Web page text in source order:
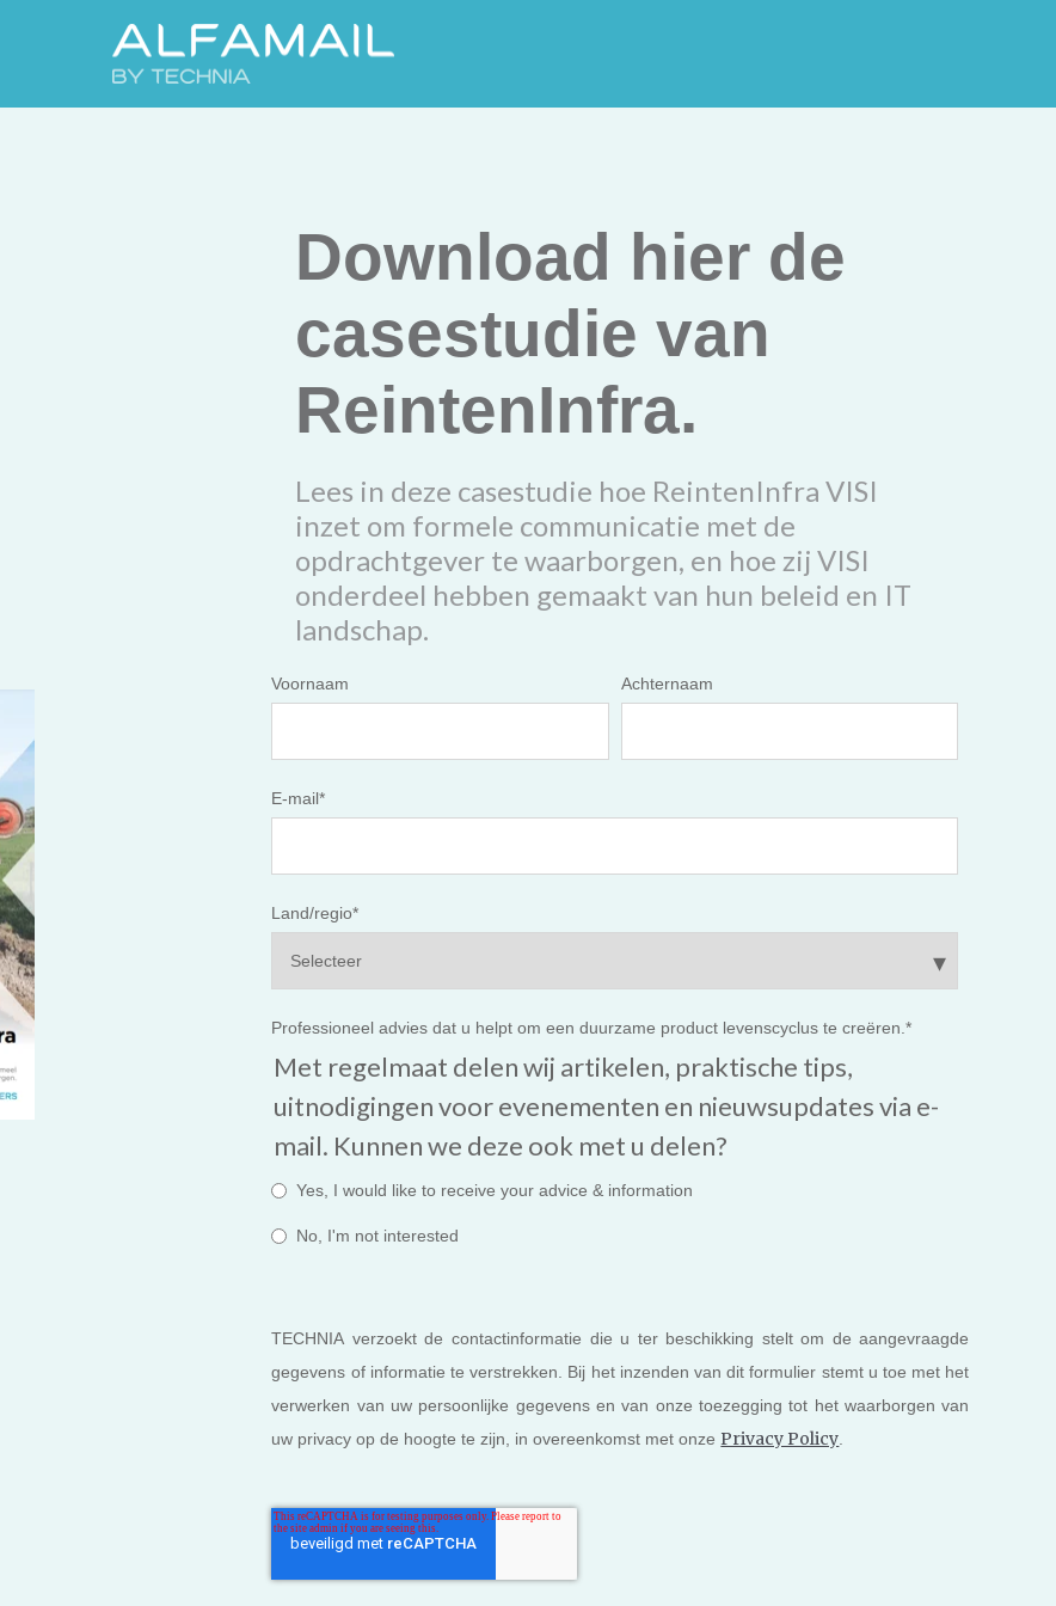
Download hier de
casestudie van
ReintenInfra.
Lees in deze casestudie hoe ReintenInfra VISI
inzet om formele communicatie met de
opdrachtgever te waarborgen, en hoe zij VISI
onderdeel hebben gemaakt van hun beleid en IT
landschap.
Voornaam Achternaam
E-mail*
Land/regio*
Professioneel advies dat u helpt om een duurzame product levenscyclus te creëren.*
Met regelmaat delen wij artikelen, praktische tips,
uitnodigingen voor evenementen en nieuwsupdates via e-
mail. Kunnen we deze ook met u delen?
Yes, I would like to receive your advice & information
No, I'm not interested
TECHNIA verzoekt de contactinformatie die u ter beschikking stelt om de aangevraagde
gegevens of informatie te verstrekken. Bij het inzenden van dit formulier stemt u toe met het
verwerken van uw persoonlijke gegevens en van onze toezegging tot het waarborgen van
uw privacy op de hoogte te zijn, in overeenkomst met onze Privacy Policy